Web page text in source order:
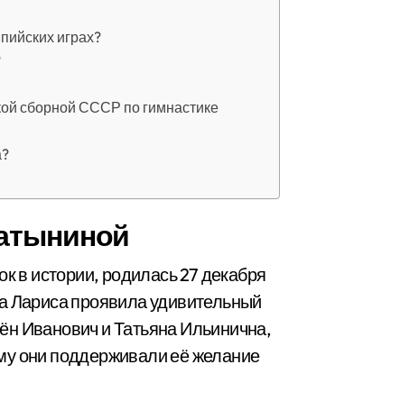
играх?
сборной СССР по гимнастике
в истории, родилась 27 декабря
Лариса проявила удивительный
Иванович и Татьяна Ильинична,
они поддерживали её желание